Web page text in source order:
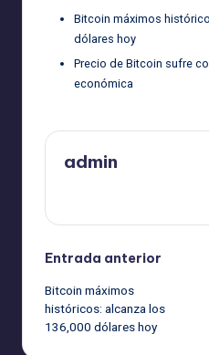
Bitcoin máximos
dólares hoy
Precio de Bitcoin sufre
económica
admin
Navegación
de
entradas
Entrada anterior
Bitcoin máximos
históricos: alcanza los
136,000 dólares hoy